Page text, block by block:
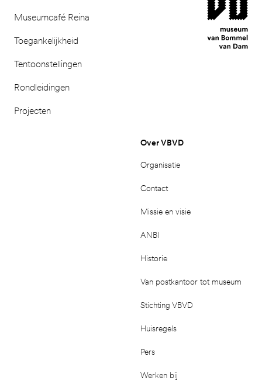
Museumcafé Reina
Toegankelijkheid
Tentoonstellingen
Rondleidingen
Projecten
Over VBVD
Organisatie
Contact
Missie en visie
ANBI
Historie
Van postkantoor tot museum
Stichting VBVD
Huisregels
Pers
Werken bij